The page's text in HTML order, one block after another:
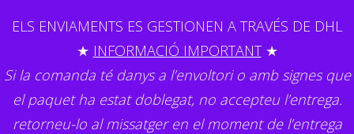
ELS ENVIAMENTS ES GESTIONEN A TRAVÉS DE DHL
★ INFORMACIÓ IMPORTANT★
Si la comanda té danys a l’envoltori o amb signes que
el paquet ha estat doblegat, no accepteu l’entrega.
retorneu-lo al missatger en el moment de l’entrega